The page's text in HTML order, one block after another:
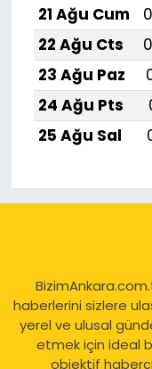
21 Ağu Cum
22 Ağu Cts
23 Ağu Paz
24 Ağu Pts
25 Ağu Sal
haberlerini sizlere
yerel ve ulusal
etmek için ideal
objektif